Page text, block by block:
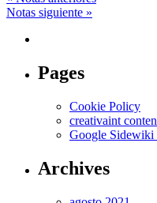
Notas siguiente »
Pages
Cookie Policy
creativaint
Google Sidewiki
Archives